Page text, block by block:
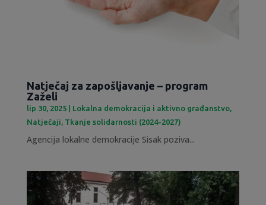
Natječaj za zapošljavanje – program
Zaželi
lip 30, 2025| Lokalna demokracija i aktivno građanstvo,
Natječaji, Tkanje solidarnosti (2024-2027)
Agencija lokalne demokracije Sisak poziva...